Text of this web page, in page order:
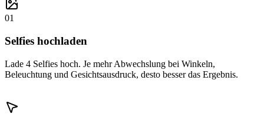
01
Selfies hochladen
Lade 4 Selfies hoch. Je mehr Abwechslung bei Winkeln,
Beleuchtung und Gesichtsausdruck, desto besser das Ergebnis.